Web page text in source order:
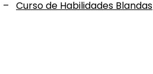
– Curso de Habilidades Blandas